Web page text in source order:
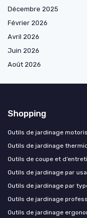
Décembre 2025
Février 2026
Avril 2026
Juin 2026
Août 2026
Shopping
Outils de jardinage
Outils de jardinage
Outils de coupe et
Outils de jardinage par
Outils de jardinage par
Outils de jardinage
Outils de jardinage